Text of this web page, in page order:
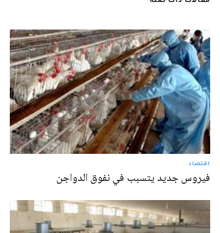
اقتصاد
فيروس جديد يتسبب في نفوق الدواجن